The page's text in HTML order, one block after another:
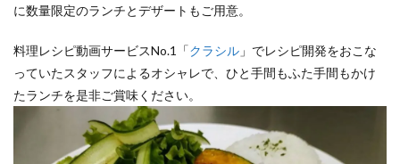
に数量限定のランチとデザートもご用意。
料理レシピ動画サービスNo.1「クラシル 」でレシピ開発をおこな
っていたスタッフによるオシャレで、ひと手間もふた手間もかけ
たランチを是非ご賞味ください。